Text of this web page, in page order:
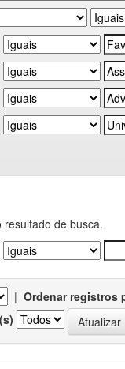
de busca.
| Ordenar registros